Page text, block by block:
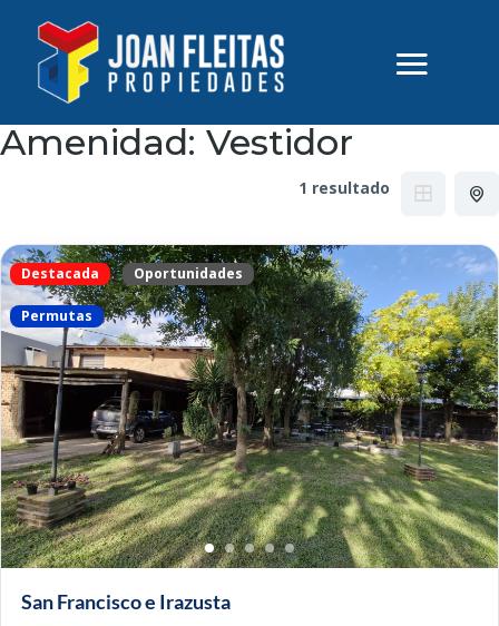
Amenidad: Vestidor
1 resultado
Destacada Oportunidades
Permutas
San Francisco e Irazusta